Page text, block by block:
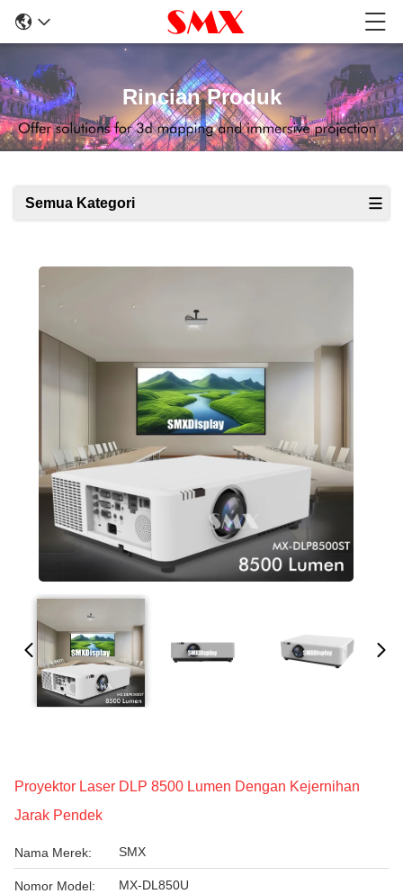
Rincian Produk
Semua Kategori
Proyektor Laser DLP 8500 Lumen Dengan Kejernihan
Jarak Pendek
Nama Merek: SMX
Nomor Model: MX-DL850U